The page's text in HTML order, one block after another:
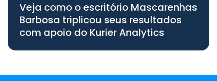
Veja como o escritório Mascarenhas
Barbosa triplicou seus resultados
com apoio do Kurier Analytics